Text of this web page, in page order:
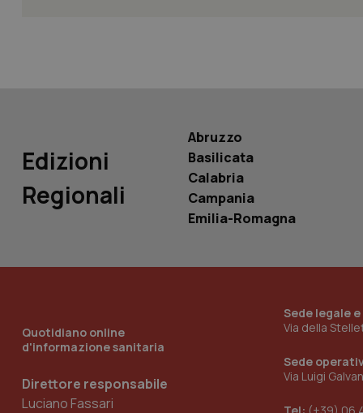
Edizioni
Regionali
Abruzzo
Basilicata
Calabria
Campania
Emilia-Romagna
Quotidiano online
d'informazione sanitaria
Direttore responsabile
Luciano Fassari
Sede legale
Via della
Sede
Via Luigi
__Secure-YNID
YSC